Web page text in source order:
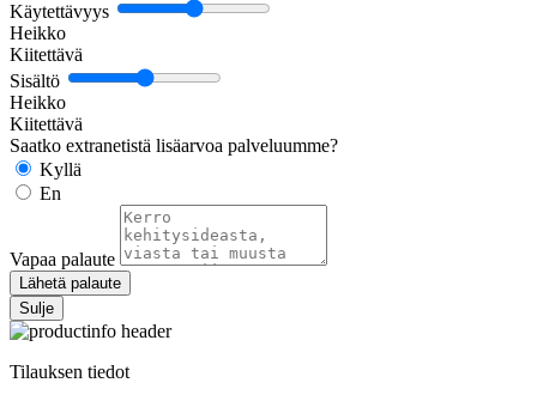
Käytettävyys
Heikko
Kiitettävä
Sisältö
Heikko
Kiitettävä
Saatko extranetistä lisäarvoa palveluumme?
Kyllä
En
Vapaa palaute
Lähetä palaute
Sulje
Tilauksen tiedot